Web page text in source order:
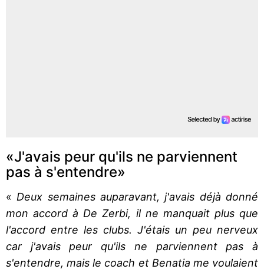
«J'avais peur qu'ils ne parviennent
pas à s'entendre»
« Deux semaines auparavant, j'avais déjà donné
mon accord à De Zerbi, il ne manquait plus que
l'accord entre les clubs. J'étais un peu nerveux
car j'avais peur qu'ils ne parviennent pas à
s'entendre, mais le coach et Benatia me voulaient